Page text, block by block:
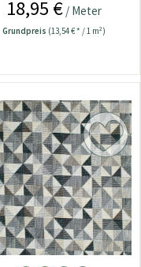
18,95 € / Meter
Grundpreis (13,54 € * / 1 m²)